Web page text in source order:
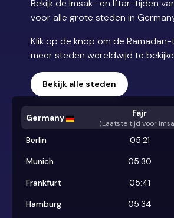
Bekijk de Imsak- en Iftar-tijden
voor alle grote steden in
Klik op de knop om de
meer steden wereldwijd te
Bekijk alle steden
Germany Fajr
(Laatste tijd voor
Berlin 05:21
Munich
05:30
Frankfurt
05:41
Hamburg
05:34